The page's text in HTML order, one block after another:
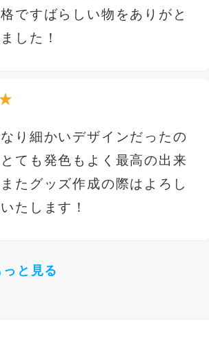
ですばらしい物をありがと
した！
り細かいデザインだったの
ても発色もよく最高の出来
たグッズ作成の際はよろし
たします！
と見る